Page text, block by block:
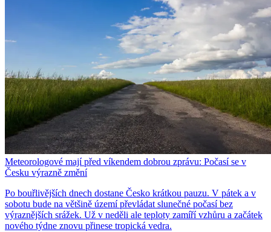
Meteorologové mají před víkendem dobrou zprávu: Počasí se v
Česku výrazně změní
Po bouřlivějších dnech dostane Česko krátkou pauzu. V pátek a v
sobotu bude na většině území převládat slunečné počasí bez
výraznějších srážek. Už v neděli ale teploty zamíří vzhůru a začátek
nového týdne znovu přinese tropická vedra.